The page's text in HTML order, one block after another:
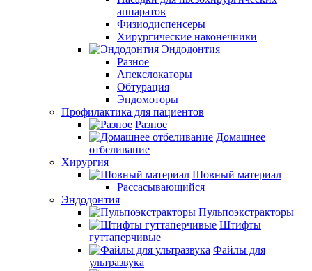
аппаратов
Физиодиспенсеры
Хирургические наконечники
Эндодонтия
Разное
Апекслокаторы
Обтурация
Эндомоторы
Профилактика для пациентов
Разное
Домашнее
отбеливание
Хирургия
Шовный материал
Рассасывающийся
Эндодонтия
Пульпоэкстракторы
Штифты
гуттаперчивые
Файлы для
ультразвука